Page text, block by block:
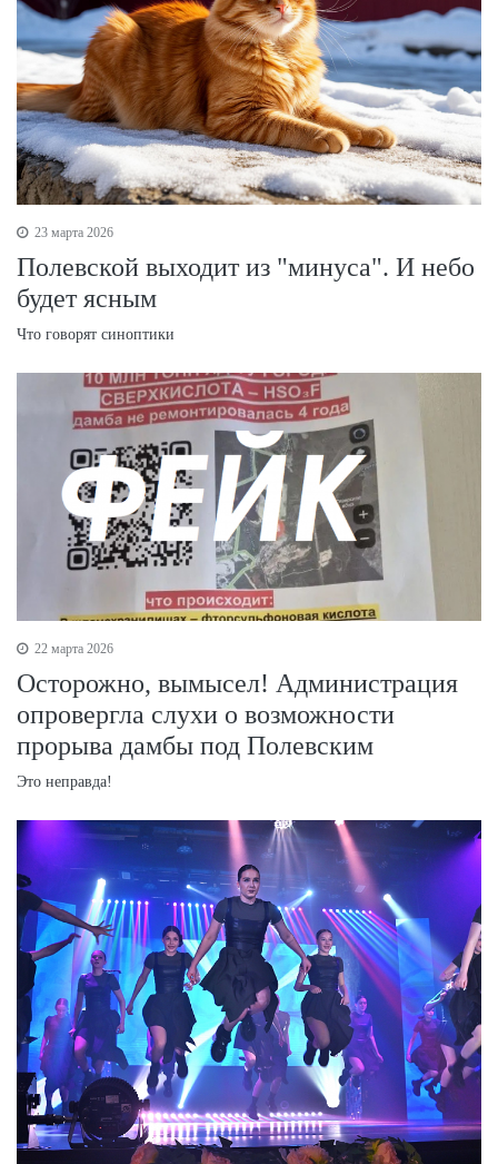
23 марта 2026
Полевской выходит из "минуса". И небо
будет ясным
Что говорят синоптики
22 марта 2026
Осторожно, вымысел! Администрация
опровергла слухи о возможности
прорыва дамбы под Полевским
Это неправда!